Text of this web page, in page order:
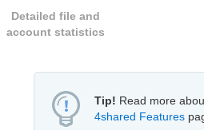
Detailed file and
account statistics
Tip! Read more
4shared Features